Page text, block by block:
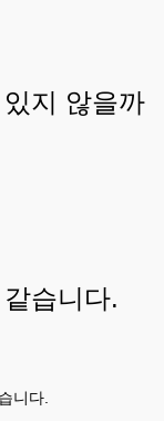
지 않을까
습니다.
니다.